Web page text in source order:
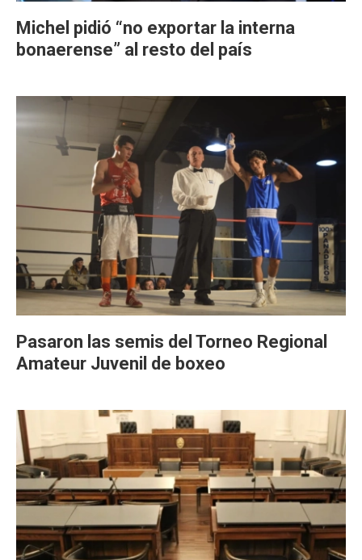
Michel pidió “no exportar la interna
bonaerense” al resto del país
Pasaron las semis del Torneo Regional
Amateur Juvenil de boxeo